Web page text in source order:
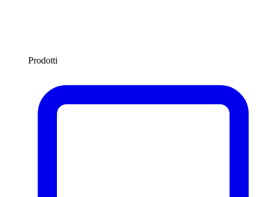
Prodotti